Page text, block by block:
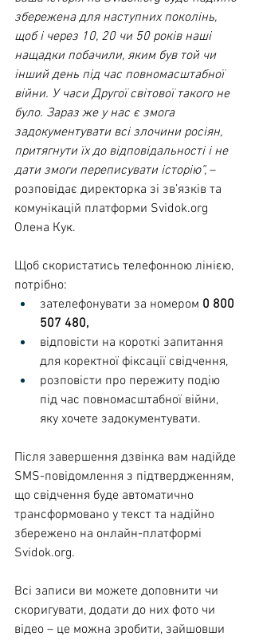
збережена для наступних поколінь,
щоб і через 10, 20 чи 50 років наші
нащадки побачили, яким був той чи
інший день під час повномасштабної
війни. У часи Другої світової такого не
було. Зараз же у нас є змога
задокументувати всі злочини росіян,
притягнути їх до відповідальності і не
дати змоги переписувати історію”, –
розповідає директорка зі зв’язків та
комунікацій платформи Svidok.org
Олена Кук.
Щоб скористатись телефонною лінією,
потрібно:
зателефонувати за номером 0 800
507 480,
відповісти на короткі запитання
для коректної фіксації свідчення,
розповісти про пережиту подію
під час повномасштабної війни,
яку хочете задокументувати.
Після завершення дзвінка вам надійде
SMS-повідомлення з підтвердженням,
що свідчення буде автоматично
трансформовано у текст та надійно
збережено на онлайн-платформі
Svidok.org.
Всі записи ви можете доповнити чи
скоригувати, додати до них фото чи
відео – це можна зробити, зайшовши